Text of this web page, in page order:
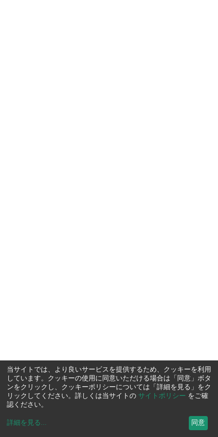
当サイトでは、より良いサービスを提供するため、クッキーを利用
しています。クッキーの使用に同意いただける場合は「同意」ボタ
ンをクリックし、クッキーポリシーについては「詳細を見る」をク
リックしてください。詳しくは当サイトの サイトポリシー をご確
認ください。
詳細を見る ... 同意